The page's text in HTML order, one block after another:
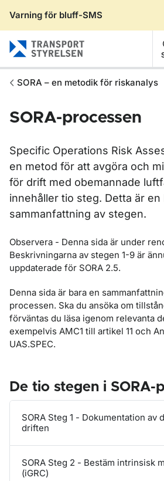
Varning för bluff-SMS
SORA – en metodik för riskanalys
SORA-processen
Specific Operations Risk
en metod för att avgöra och
för drift med obemannade
innehåller tio steg. Detta är en
sammanfattning av stegen.
Observera - Denna sida är under
Beskrivningarna av stegen 1-9 är
uppdaterade för SORA 2.5.
Denna sida är bara en
processen. Ska du ansöka om
förväntas du läsa igenom relevanta
exempelvis AMC1 till artikel 11 och
UAS.SPEC.
De tio stegen i SORA-
SORA Steg 1 - Dokumentation av
driften
SORA Steg 2 - Bestäm intrinsisk
(iGRC)